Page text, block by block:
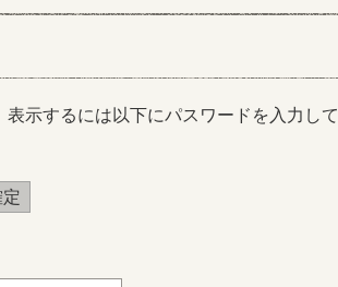
示するには以下にパスワードを入力して